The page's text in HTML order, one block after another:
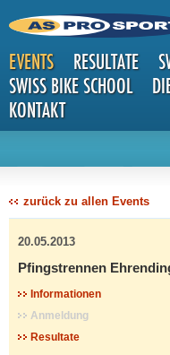
EVENTS RESULTATE
SWISS BIKE SCHOOL
KONTAKT
zurück zu allen Events
20.05.2013
Pfingstrennen
Informationen
Anmeldung
Resultate